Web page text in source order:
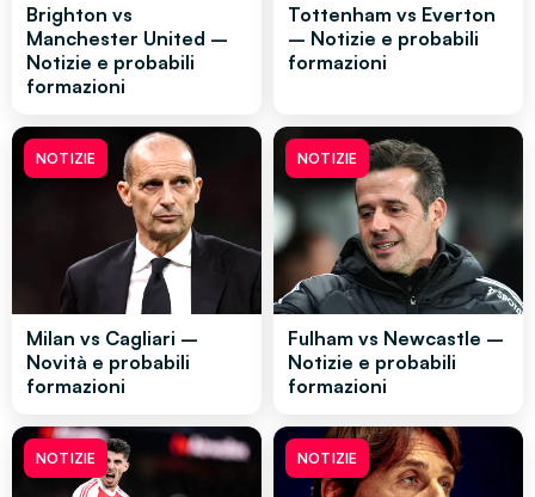
Brighton vs
Manchester United –
Notizie e probabili
formazioni
Tottenham vs Everton
– Notizie e probabili
formazioni
NOTIZIE
Milan vs Cagliari –
Novità e probabili
formazioni
NOTIZIE
Fulham vs Newcastle –
Notizie e probabili
formazioni
NOTIZIE NOTIZIE